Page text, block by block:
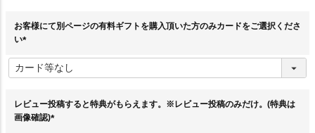
お客様にて別ページの有料ギフトを購入頂いた方のみカードをご選択くださ
い
必
須
レビュー投稿すると特典がもらえます。※レビュー投稿のみだけ。(特典は
画像確認)